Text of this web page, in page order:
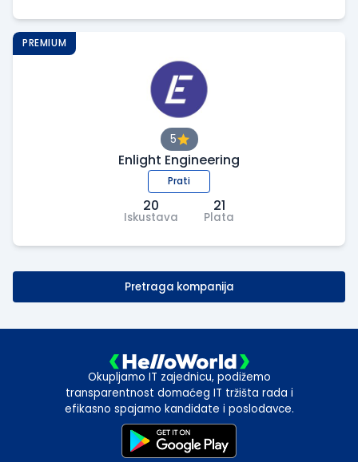
5
Enlight Engineering
Prati
20
Iskustava
21
Plata
PREMIUM
Pretraga kompanija
Okupljamo IT zajednicu, podižemo
transparentnost domaćeg IT tržišta rada i
efikasno spajamo kandidate i poslodavce.